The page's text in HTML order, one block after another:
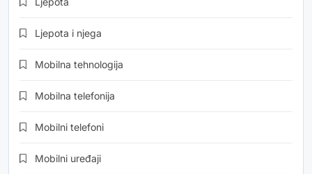
Ljepota i njega
Mobilna tehnologija
Mobilna telefonija
Mobilni telefoni
Mobilni uređaji